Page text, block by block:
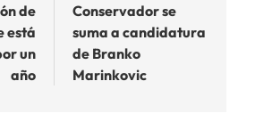
de
está
un
año
Conservador se
suma a candidatura
de Branko
Marinkovic